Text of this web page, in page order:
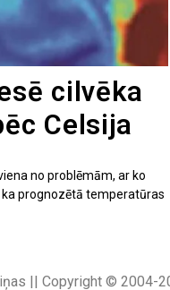
cilvēka
Celsija
no problēmām, ar ko
prognozētā temperatūras
|| Copyright © 2004-